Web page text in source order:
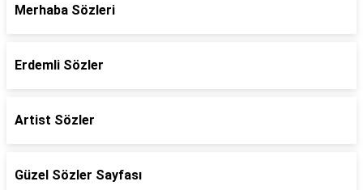
Merhaba Sözleri
Erdemli Sözler
Artist Sözler
Güzel Sözler Sayfası